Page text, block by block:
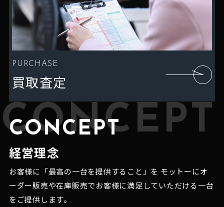
PURCHASE
買取査定
CONCEPT
CONCEPT
経営理念
お客様に「最高の一台を提供すること」を モットーにオ
ーダー販売や在庫販売でお客様に満足していただける一台
をご提供します。